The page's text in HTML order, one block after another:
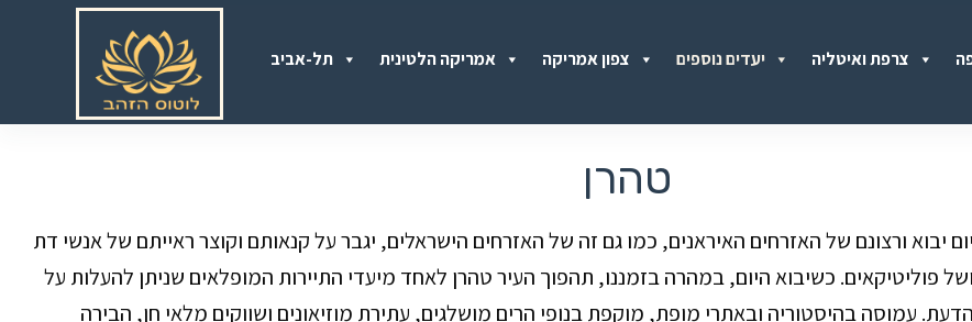
תל-אביב אמריקה הלטינית צפון אמריקה יעדים נוספים צרפת ואיטליה
טהרן
יום יבוא ורצונם של האזרחים האיראנים, כמו גם זה של האזרחים הישראלים, יגבר על קנאותם וקוצר ראייתם של אנשי דת
ושל פוליטיקאים. כשיבוא היום, במהרה בזמננו, תהפוך העיר טהרן לאחד מיעדי התיירות המופלאים שניתן להעלות על
הדעת. עמוסה בהיסטוריה ובאתרי מופת, מוקפת בנופי הרים מושלגים, עתירת מוזיאונים ושווקים מלאי חן, הבירה